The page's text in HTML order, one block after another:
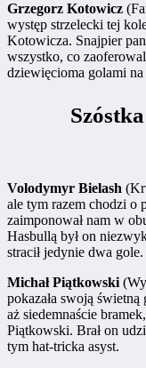
Grzegorz Kotowicz
występ strzelecki tej
Kotowicza. Snajpier
wszystko, co
dziewięcioma golami
Volodymyr Bielash
ale tym razem chodzi o
zaimponował nam w
Hasbullą był on
stracił jedynie dwa gole.
Michał Piątkowski
pokazała swoją
aż siedemnaście
Piątkowski. Brał on
tym hat-tricka asyst.